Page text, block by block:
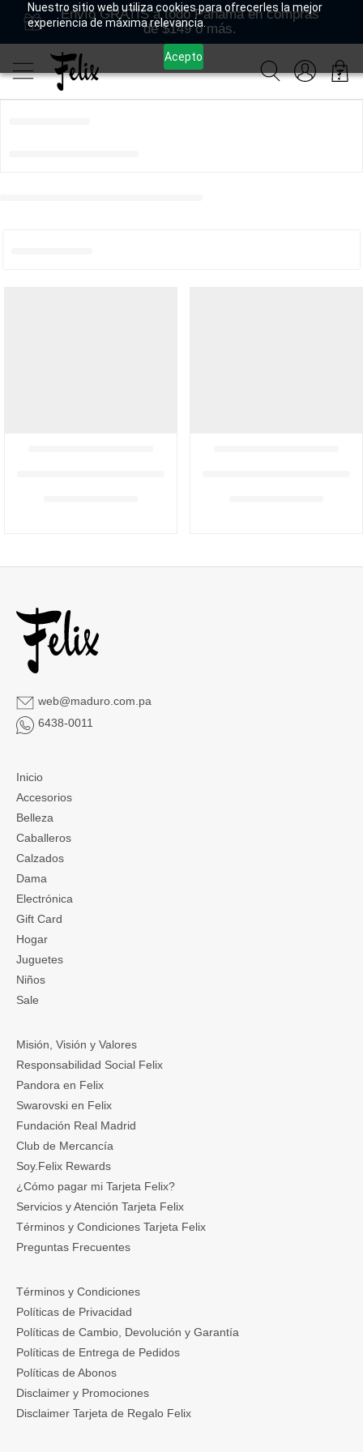
Nuestro sitio web utiliza cookies para ofrecerles la mejor
experiencia de máxima relevancia.
Acepto
Envío GRATIS a todo Panamá en compras
de $149 o más.
web@maduro.com.pa
6438-0011
Inicio
Accesorios
Belleza
Caballeros
Calzados
Dama
Electrónica
Gift Card
Hogar
Juguetes
Niños
Sale
Misión, Visión y Valores
Responsabilidad Social Felix
Pandora en Felix
Swarovski en Felix
Fundación Real Madrid
Club de Mercancía
Soy.Felix Rewards
¿Cómo pagar mi Tarjeta Felix?
Servicios y Atención Tarjeta Felix
Términos y Condiciones Tarjeta Felix
Preguntas Frecuentes
Términos y Condiciones
Políticas de Privacidad
Políticas de Cambio, Devolución y Garantía
Políticas de Entrega de Pedidos
Políticas de Abonos
Disclaimer y Promociones
Disclaimer Tarjeta de Regalo Felix